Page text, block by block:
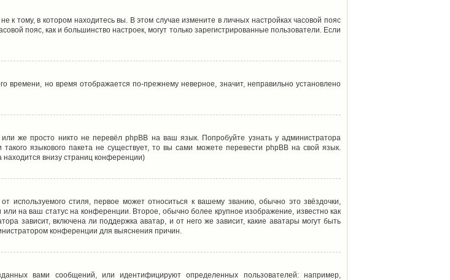
к тому, в котором находитесь вы. В этом случае измените в личных настройках часовой пояс
пояс, как и большинство настроек, могут только зарегистрированные пользователи. Если
времени, но время отображается по-прежнему неверное, значит, неправильно установлено
же просто никто не перевёл phpBB на ваш язык. Попробуйте узнать у администратора
языкового пакета не существует, то вы сами можете перевести phpBB на свой язык.
внизу страниц конференции)
используемого стиля, первое может относиться к вашему званию, обычно это звёздочки,
на ваш статус на конференции. Второе, обычно более крупное изображение, известно как
зависит, включена ли поддержка аватар, и от него же зависит, какие аватары могут быть
конференции для выяснения причин.
вами сообщений, или идентифицируют определенных пользователей: например,